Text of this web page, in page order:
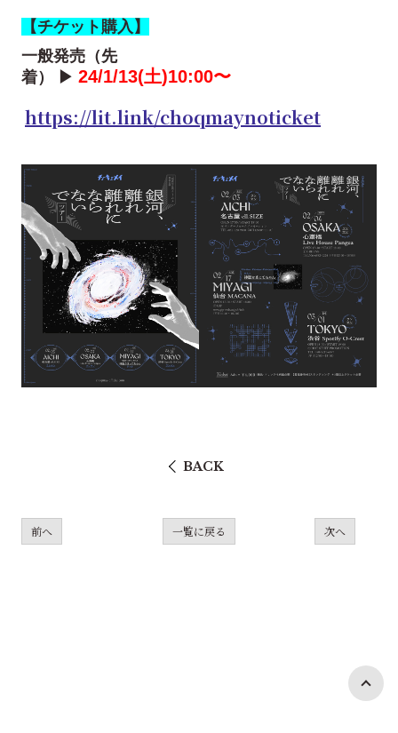
【チケット購入】
一般発売（先
着）
▶ 24/1/13(土)10:00〜
https://lit.link/choqmaynoticket
BACK
前へ 一覧に戻る 次へ